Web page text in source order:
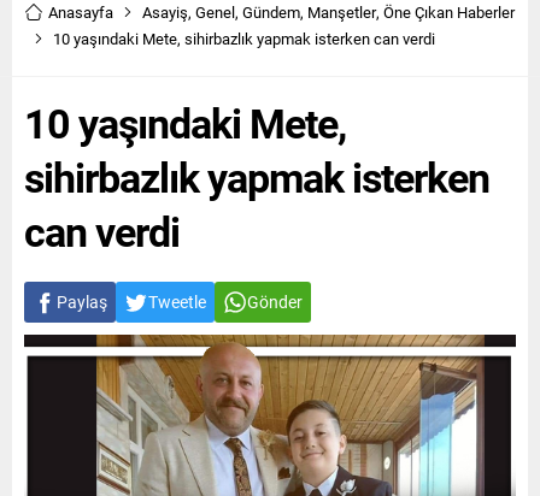
Anasayfa Asayiş, Genel, Gündem, Manşetler, Öne Çıkan Haberler
10 yaşındaki Mete, sihirbazlık yapmak isterken can verdi
10 yaşındaki Mete,
sihirbazlık yapmak isterken
can verdi
Paylaş Tweetle Gönder